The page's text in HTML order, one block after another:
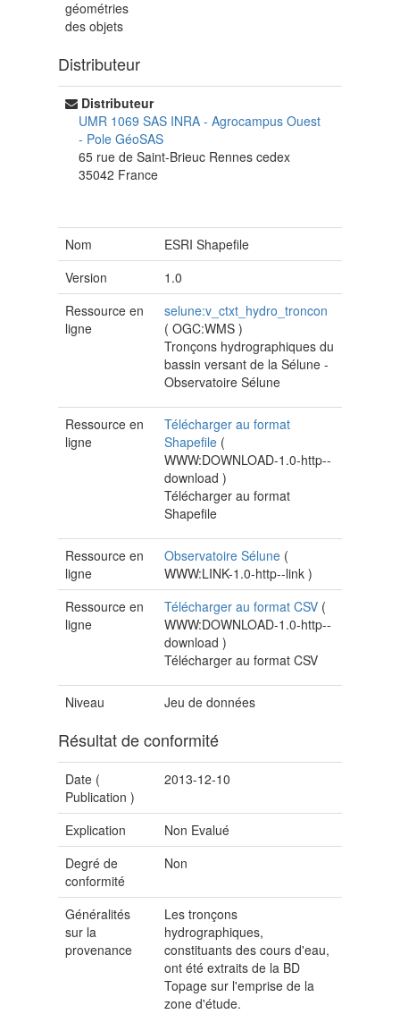
géométries
des objets
Distributeur
Distributeur
UMR 1069 SAS INRA - Agrocampus Ouest
- Pole GéoSAS
65 rue de Saint-Brieuc Rennes cedex
35042 France
Nom
ESRI Shapefile
Version
1.0
Ressource en
ligne
selune:v_ctxt_hydro_troncon
(OGC:WMS)
Tronçons hydrographiques du
bassin versant de la Sélune -
Observatoire Sélune
Ressource en
ligne
Télécharger au format
Shapefile (
WWW:DOWNLOAD-1.0-http--
download)
Télécharger au format
Shapefile
Ressource en
ligne
Observatoire Sélune (
WWW:LINK-1.0-http--link)
Ressource en
ligne
Télécharger au format CSV (
WWW:DOWNLOAD-1.0-http--
download)
Télécharger au format CSV
Niveau Jeu de données
Résultat de conformité
Date (
Publication )
2013-12-10
Explication
Non Evalué
Degré de
conformité
Non
Généralités
sur la
provenance
Les tronçons
hydrographiques,
constituants des cours d'eau,
ont été extraits de la BD
Topage sur l'emprise de la
zone d'étude.